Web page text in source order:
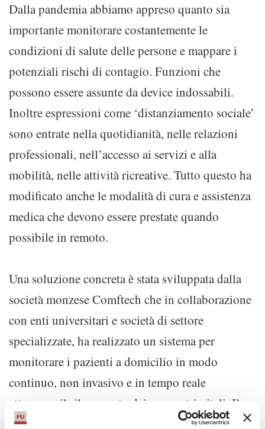
Dalla pandemia abbiamo appreso quanto sia
importante monitorare costantemente le
condizioni di salute delle persone e mappare i
potenziali rischi di contagio. Funzioni che
possono essere assunte da device indossabili.
Inoltre espressioni come ‘distanziamento sociale’
sono entrate nella quotidianità, nelle relazioni
professionali, nell’accesso ai servizi e alla
mobilità, nelle attività ricreative. Tutto questo ha
modificato anche le modalità di cura e assistenza
medica che devono essere prestate quando
possibile in remoto.
Una soluzione concreta è stata sviluppata dalla
società monzese Comftech che in collaborazione
con enti universitari e società di settore
specializzate, ha realizzato un sistema per
monitorare i pazienti a domicilio in modo
continuo, non invasivo e in tempo reale
attraverso il rilevamento dei parametri vitali. Il
sistema è composto da un top in tessuto